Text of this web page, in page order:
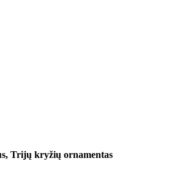
Trijų kryžių ornamentas